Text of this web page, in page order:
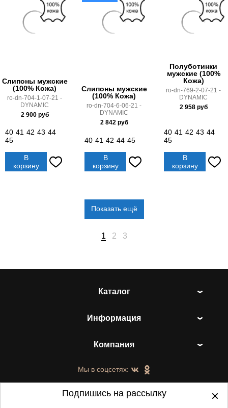
Слипоны мужские
(100% Кожа)
ro-dn-704-1-07-21 -
DYNAMIC
2 900руб
40 41 42 43 44
45
В
корзину
Слипоны мужские
(100% Кожа)
ro-dn-704-6-06-21 -
DYNAMIC
2 842руб
40 41 42 44 45
В
корзину
Полуботинки
мужские (100%
Кожа)
ro-dn-769-2-07-21 -
DYNAMIC
2 958руб
40 41 42 43 44
45
В
корзину
Показать ещё
1 2 3
Каталог
Информация
Компания
Мы в соцсетях:
Подпишись на рассылку